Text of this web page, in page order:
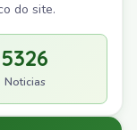
do site.
5326
Noticias